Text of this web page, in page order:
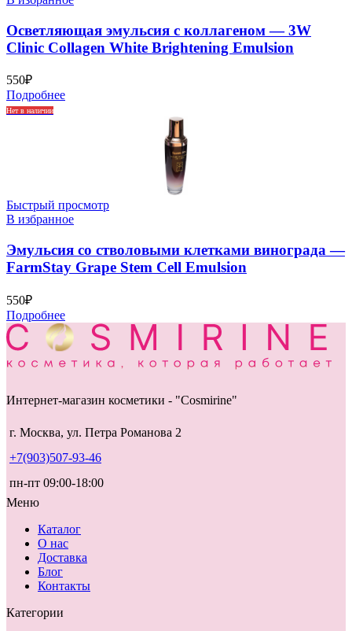
Осветляющая эмульсия с коллагеном — 3W
Clinic Collagen White Brightening Emulsion
550₽
Подробнее
Нет в наличии
Быстрый просмотр
В избранное
Эмульсия со стволовыми клетками винограда —
FarmStay Grape Stem Cell Emulsion
550₽
Подробнее
Интернет-магазин косметики - "Cosmirine"
г. Москва, ул. Петра Романова 2
+7(903)507-93-46
пн-пт 09:00-18:00
Меню
Каталог
О нас
Доставка
Блог
Контакты
Категории